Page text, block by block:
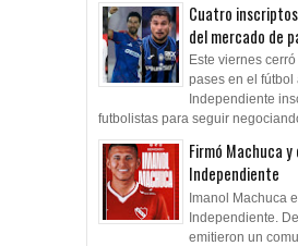
Cuatro
del mercado de
Este viernes
pases en el fútbol
Independiente
futbolistas para seguir
Firmó Machuca
Independiente
Imanol Machuca
Independiente.
emitieron un